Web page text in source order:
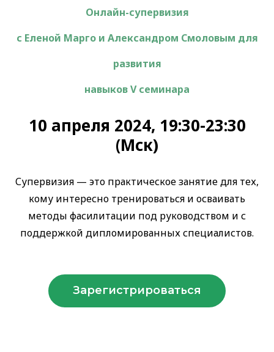
Онлайн-супервизия
с Еленой Марго и Александром Смоловым для
развития
навыков V семинара
10 апреля 2024, 19:30-23:30
(Мск)
Супервизия — это практическое занятие для тех,
кому интересно тренироваться и осваивать
методы фасилитации под руководством и с
поддержкой дипломированных специалистов.
Зарегистрироваться